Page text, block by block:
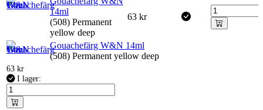
14ml
(508) Permanent
yellow deep
63 kr
Gouachefärg W&N 14ml
(508) Permanent yellow deep
63 kr
I lager: